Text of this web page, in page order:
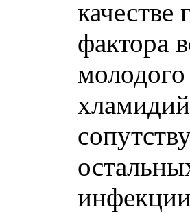
качестве
фактора
молодого